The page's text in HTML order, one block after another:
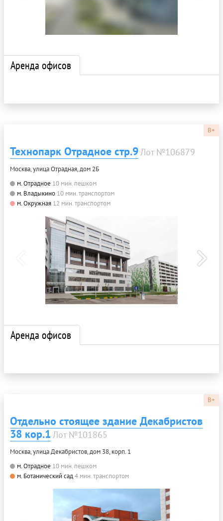
Аренда офисов
B+
Технопарк Отрадное стр.9Лот №106879
Москва, улица Отрадная, дом 2Б
м. Отрадное 10 мин. пешком
м. Владыкино 10 мин. транспортом
м. Окружная 12 мин. транспортом
Аренда офисов
B+
Отдельно стоящее здание Декабристов
38 кор.1 Лот №101865
Москва, улица Декабристов, дом 38, корп. 1
м. Отрадное 10 мин. пешком
м. Ботанический сад4 мин. транспортом